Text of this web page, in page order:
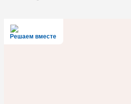
Решаем вместе